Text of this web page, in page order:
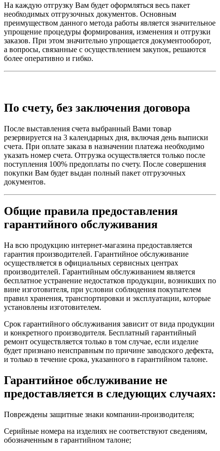
На каждую отгрузку Вам будет оформляться весь пакет
необходимых отгрузочных документов. Основным
преимуществом данного метода работы является значительное
упрощение процедуры формирования, изменения и отгрузки
заказов. При этом значительно упрощается документооборот,
а вопросы, связанные с осуществлением закупок, решаются
более оперативно и гибко.
По счету, без заключения договора
После выставления счета выбранный Вами товар
резервируется на 3 календарных дня, включая день выписки
счета. При оплате заказа в назначении платежа необходимо
указать номер счета. Отгрузка осуществляется только после
поступления 100% предоплаты по счету. После совершения
покупки Вам будет выдан полный пакет отгрузочных
документов.
Общие правила предоставления
гарантийного обслуживания
На всю продукцию интернет-магазина предоставляется
гарантия производителей. Гарантийное обслуживание
осуществляется в официальных сервисных центрах
производителей. Гарантийным обслуживанием является
бесплатное устранение недостатков продукции, возникших по
вине изготовителя, при условии соблюдения покупателем
правил хранения, транспортировки и эксплуатации, которые
установлены изготовителем.
Срок гарантийного обслуживания зависит от вида продукции
и конкретного производителя. Бесплатный гарантийный
ремонт осуществляется только в том случае, если изделие
будет признано неисправным по причине заводского дефекта,
и только в течение срока, указанного в гарантийном талоне.
Гарантийное обслуживание не
предоставляется в следующих случаях:
Повреждены защитные знаки компании-производителя;
Серийные номера на изделиях не соответствуют сведениям,
обозначенным в гарантийном талоне;